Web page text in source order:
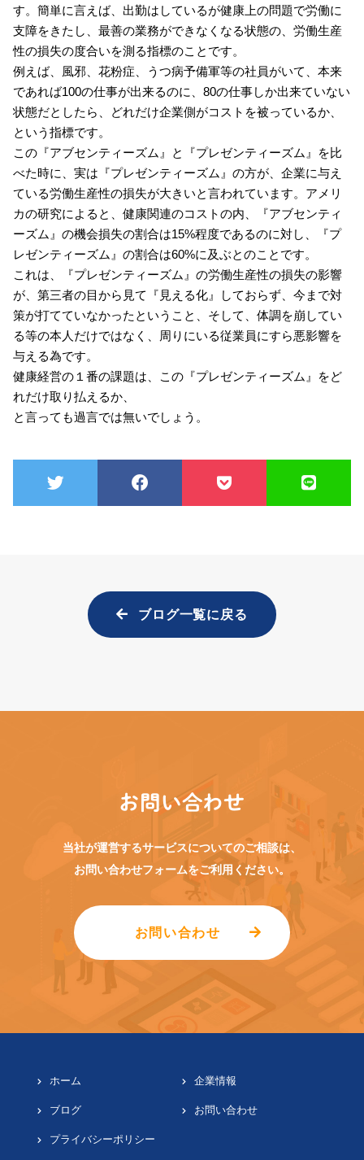
す。簡単に言えば、出勤はしているが健康上の問題で労働に
支障をきたし、最善の業務ができなくなる状態の、労働生産
性の損失の度合いを測る指標のことです。
例えば、風邪、花粉症、うつ病予備軍等の社員がいて、本来
であれば100の仕事が出来るのに、80の仕事しか出来ていない
状態だとしたら、どれだけ企業側がコストを被っているか、
という指標です。
この『アブセンティーズム』と『プレゼンティーズム』を比
べた時に、実は『プレゼンティーズム』の方が、企業に与え
ている労働生産性の損失が大きいと言われています。アメリ
カの研究によると、健康関連のコストの内、『アブセンティ
ーズム』の機会損失の割合は15%程度であるのに対し、『プ
レゼンティーズム』の割合は60%に及ぶとのことです。
これは、『プレゼンティーズム』の労働生産性の損失の影響
が、第三者の目から見て『見える化』しておらず、今まで対
策が打てていなかったということ、そして、体調を崩してい
る等の本人だけではなく、周りにいる従業員にすら悪影響を
与える為です。
健康経営の１番の課題は、この『プレゼンティーズム』をど
れだけ取り払えるか、
と言っても過言では無いでしょう。
ブログ一覧に戻る
お問い合わせ
当社が運営するサービスについてのご相談は、
お問い合わせフォームをご利用ください。
お問い合わせ
ホーム 企業情報
ブログ お問い合わせ
プライバシーポリシー